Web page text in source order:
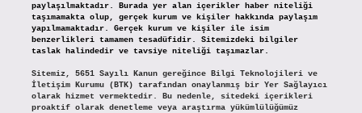
paylaşılmaktadır. Burada yer alan içerikler haber niteliği
taşımamakta olup, gerçek kurum ve kişiler hakkında paylaşım
yapılmamaktadır. Gerçek kurum ve kişiler ile isim
benzerlikleri tamamen tesadüfidir. Sitemizdeki bilgiler
taslak halindedir ve tavsiye niteliği taşımazlar.
Sitemiz, 5651 Sayılı Kanun gereğince Bilgi Teknolojileri ve
İletişim Kurumu (BTK) tarafından onaylanmış bir Yer Sağlayıcı
olarak hizmet vermektedir. Bu nedenle, sitedeki içerikleri
proaktif olarak denetleme veya araştırma yükümlülüğümüz